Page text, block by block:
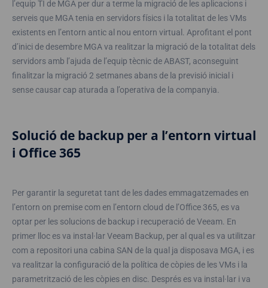
l’equip TI de MGA per dur a terme la migració de les aplicacions i
serveis que MGA tenia en servidors físics i la totalitat de les VMs
existents en l’entorn antic al nou entorn virtual. Aprofitant el pont
d’inici de desembre MGA va realitzar la migració de la totalitat dels
servidors amb l’ajuda de l’equip tècnic de ABAST, aconseguint
finalitzar la migració 2 setmanes abans de la previsió inicial i
sense causar cap aturada a l’operativa de la companyia.
Solució de backup per a l’entorn virtual
i Office 365
Per garantir la seguretat tant de les dades emmagatzemades en
l’entorn on premise com en l’entorn cloud de l’Office 365, es va
optar per les solucions de backup i recuperació de Veeam. En
primer lloc es va instal·lar Veeam Backup, per al qual es va utilitzar
com a repositori una cabina SAN de la qual ja disposava MGA, i es
va realitzar la configuració de la política de còpies de les VMs i la
parametrització de les còpies en disc. Després es va instal·lar i va